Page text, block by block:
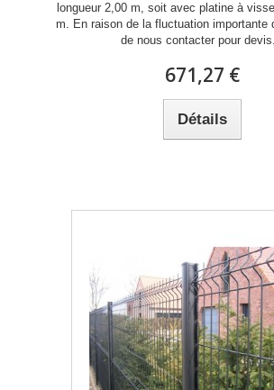
longueur 2,00 m, soit avec platine à
m. En raison de la fluctuation importante
de nous contacter pour
671,27 €
Détails